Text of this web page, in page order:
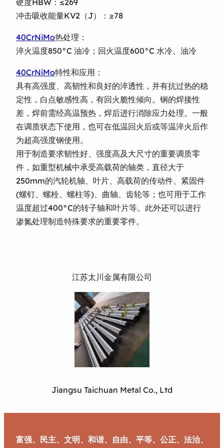
冲击吸收能量KV2（J）：≥78
40CrNiMo热处理：
淬火温度850°C 油冷；回火温度600°C 水冷、油冷
40CrNiMo特性和应用：
具有高强度、高韧性和良好的淬透性，并有抗过热的稳
定性，白点敏感性高，有回火脆性倾向。钢的焊接性
差，焊前需经高温预热，焊后进行消除应力处理。一般
在调质状态下使用，也可在低温回火后或等温淬火后作
为超高强度钢使用。
用于制造要求韧性好、强度高及大尺寸的重要调质零
件，如重型机械中承受高载荷的轴类，直径大于
250mm的汽轮机轴、叶片、高载荷的传动件、紧固件
(螺钉、螺栓、螺柱等)、曲轴、齿轮等；也可用于工作
温度超过400°C的转子轴和叶片等。此外还可以进行
渗氮处理制造特殊要求的重要零件。
江苏太川金属有限公司
Jiangsu Taichuan Metal Co., Ltd
富强、民主、文明、和谐、自由、平等、公正、法治、